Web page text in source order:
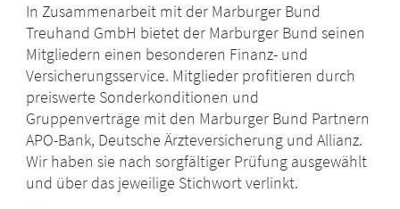
In Zusammenarbeit mit der Marburger Bund
Treuhand GmbH bietet der Marburger Bund seinen
Mitgliedern einen besonderen Finanz- und
Versicherungsservice. Mitglieder profitieren durch
preiswerte Sonderkonditionen und
Gruppenverträge mit den Marburger Bund Partnern
APO-Bank, Deutsche Ärzteversicherung und Allianz.
Wir haben sie nach sorgfältiger Prüfung ausgewählt
und über das jeweilige Stichwort verlinkt.